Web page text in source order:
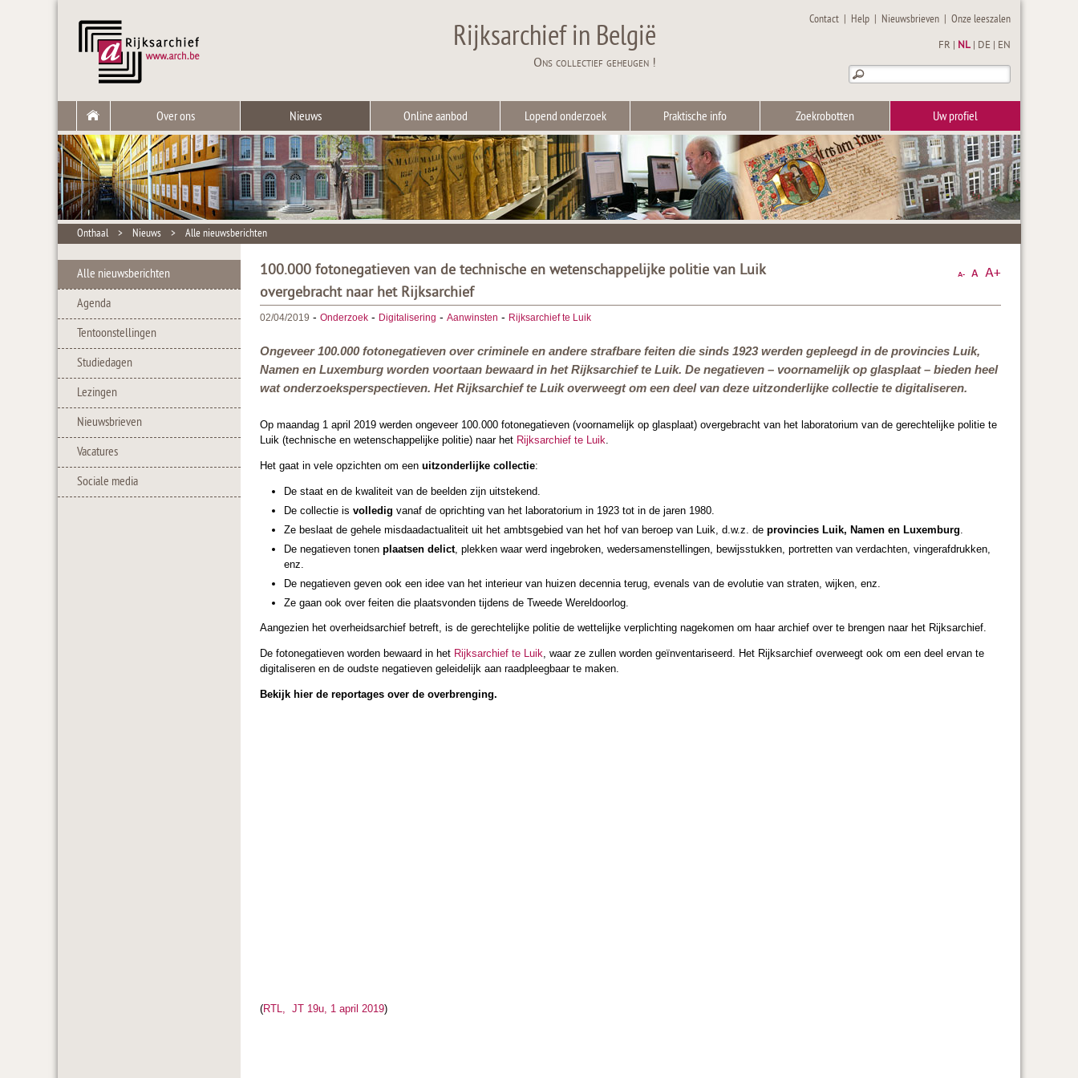
Rijksarchief in België
Ons collectief geheugen !
Contact | Help | Nieuwsbrieven |Onze leeszalen
FR NL DE EN
Over ons Nieuws Online aanbod Lopend onderzoek Praktische info Zoekrobotten Uw profiel
Onthaal > Nieuws > Alle nieuwsberichten
Alle nieuwsberichten
Agenda
Tentoonstellingen
Studiedagen
Lezingen
Nieuwsbrieven
Vacatures
Sociale media
100.000 fotonegatieven van de technische en wetenschappelijke politie van Luik
overgebracht naar het Rijksarchief
02/04/2019 - Onderzoek - Digitalisering - Aanwinsten - Rijksarchief te Luik
Ongeveer 100.000 fotonegatieven over criminele en andere strafbare feiten die sinds 1923 werden gepleegd in de provincies Luik,
Namen en Luxemburg worden voortaan bewaard in het Rijksarchief te Luik. De negatieven – voornamelijk op glasplaat – bieden heel
wat onderzoeksperspectieven. Het Rijksarchief te Luik overweegt om een deel van deze uitzonderlijke collectie te digitaliseren.
Op maandag 1 april 2019 werden ongeveer 100.000 fotonegatieven (voornamelijk op glasplaat) overgebracht van het laboratorium van de gerechtelijke politie te
Luik (technische en wetenschappelijke politie) naar het Rijksarchief te Luik.
Het gaat in vele opzichten om een uitzonderlijke collectie:
De staat en de kwaliteit van de beelden zijn uitstekend.
De collectie is volledig vanaf de oprichting van het laboratorium in 1923 tot in de jaren 1980.
Ze beslaat de gehele misdaadactualiteit uit het ambtsgebied van het hof van beroep van Luik, d.w.z. de provincies Luik, Namen en Luxemburg
De negatieven tonen plaatsen delict, plekken waar werd ingebroken, wedersamenstellingen, bewijsstukken, portretten van verdachten, vingerafdrukken,
enz.
De negatieven geven ook een idee van het interieur van huizen decennia terug, evenals van de evolutie van straten, wijken, enz.
Ze gaan ook over feiten die plaatsvonden tijdens de Tweede Wereldoorlog.
Aangezien het overheidsarchief betreft, is de gerechtelijke politie de wettelijke verplichting nagekomen om haar archief over te brengen naar het Rijksarchief.
De fotonegatieven worden bewaard in het Rijksarchief te Luik, waar ze zullen worden geïnventariseerd. Het Rijksarchief overweegt ook om een deel ervan te
digitaliseren en de oudste negatieven geleidelijk aan raadpleegbaar te maken.
Bekijk hier de reportages over de overbrenging.
(RTL, JT 19u, 1 april 2019)